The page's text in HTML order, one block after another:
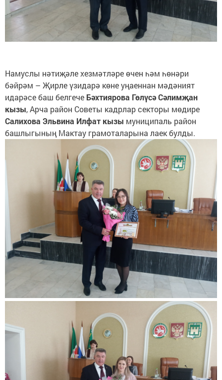
Намуслы нәтиҗәле хезмәтләре өчен һәм һөнәри
бәйрәм – Җирле үзидарә көне уңаеннан мәдәният
идарәсе баш белгече Бәхтиярова Гөлүсә Сәлимҗан
кызы, Арча район Советы кадрлар секторы мөдире
Салихова Эльвина Илфат кызы муниципаль район
башлыгының Мактау грамоталарына лаек булды.